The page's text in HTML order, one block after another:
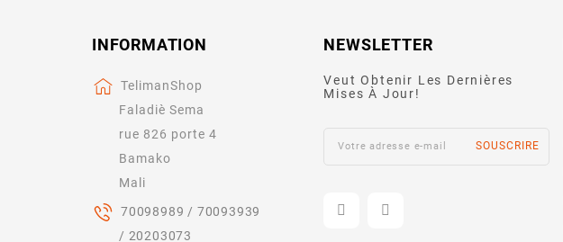
INFORMATION
TelimanShop
Faladiè Sema
rue 826 porte 4
Bamako
Mali
70098989 / 70093939
/ 20203073
NEWSLETTER
Veut Obtenir Les Dernières
Mises À Jour!